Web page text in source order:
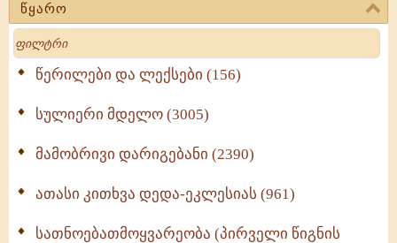
წყარო
Search
წერილები და ლექსები (156)
სულიერი მდელო (3005)
მამობრივი დარიგებანი (2390)
ათასი კითხვა დედა-ეკლესიას (961)
სათნოებათმოყვარეობა (პირველი წიგნის